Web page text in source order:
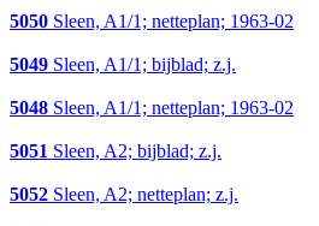
5050 Sleen, A1/1; netteplan; 1963-02
5049 Sleen, A1/1; bijblad; z.j.
5048 Sleen, A1/1; netteplan; 1963-02
5051 Sleen, A2; bijblad; z.j.
5052 Sleen, A2; netteplan; z.j.